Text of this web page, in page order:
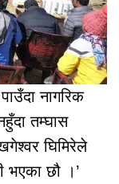
नागरिक
तम्घास
घिमिरेले
भएका छौ ।’